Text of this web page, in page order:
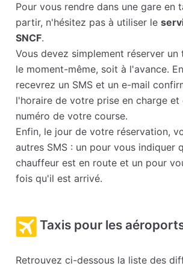
Pour vous rendre dans une gare en
partir, n'hésitez pas à utiliser le
SNCF.
Vous devez simplement réserver
le moment-même, soit à l'avance.
recevrez un SMS et un e-mail
l'horaire de votre prise en charge et
numéro de votre course.
Enfin, le jour de votre réservation,
autres SMS : un pour vous indiquer
chauffeur est en route et un pour
fois qu'il est arrivé.
Taxis pour les
Retrouvez ci-dessous la liste des